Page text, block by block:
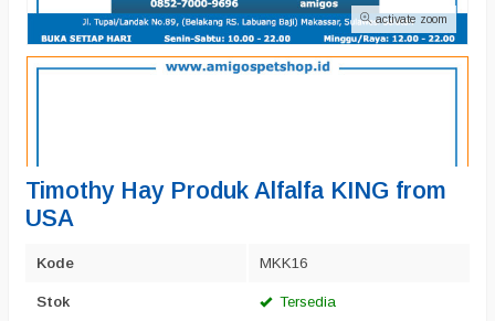
activate zoom
Timothy Hay Produk Alfalfa KING from
USA
Kode MKK16
Stok Tersedia